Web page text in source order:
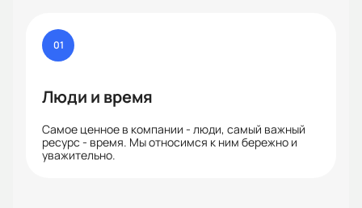
01
Люди и время
Самое ценное в компании - люди, самый важный
ресурс - время. Мы относимся к ним бережно и
уважительно.